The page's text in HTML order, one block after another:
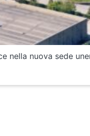
nella nuova sede